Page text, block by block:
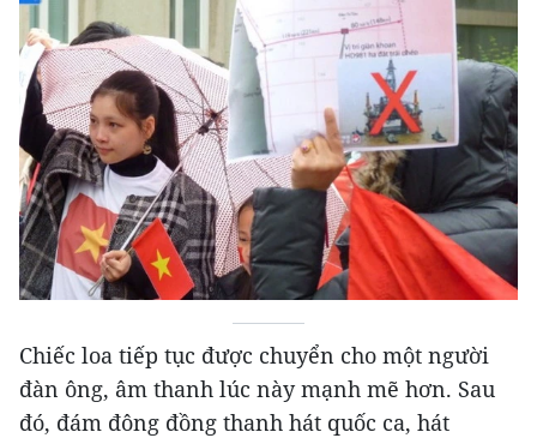
Chiếc loa tiếp tục được chuyển cho một người
đàn ông, âm thanh lúc này mạnh mẽ hơn. Sau
đó, đám đông đồng thanh hát quốc ca, hát